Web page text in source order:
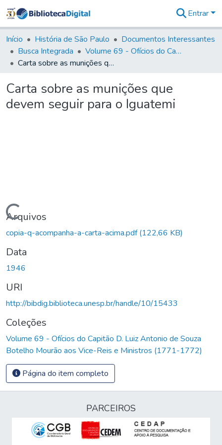
&
Coleções
Tudo na
Biblioteca
Estatísticas
Entrar
Início História de São Paulo
Documentos Interessantes
Busca Integrada
Volume 69 - Ofícios do Capitão D. Luiz Antonio de Souza Botelho Mourão aos Vice-Reis e Ministros (1771-1772)
Carta sobre as munições que devem seguir para o Iguatemi
Carta sobre as munições que
devem seguir para o Iguatemi
Carregando...
Arquivos
copia-q-acompanha-a-carta-acima.pdf(122,66 KB)
Data
1946
URI
http://bibdig.biblioteca.unesp.br/handle/10/15433
Coleções
Volume 69 - Ofícios do Capitão D. Luiz Antonio de Souza
Botelho Mourão aos Vice-Reis e Ministros (1771-1772)
Página do item completo
PARCEIROS